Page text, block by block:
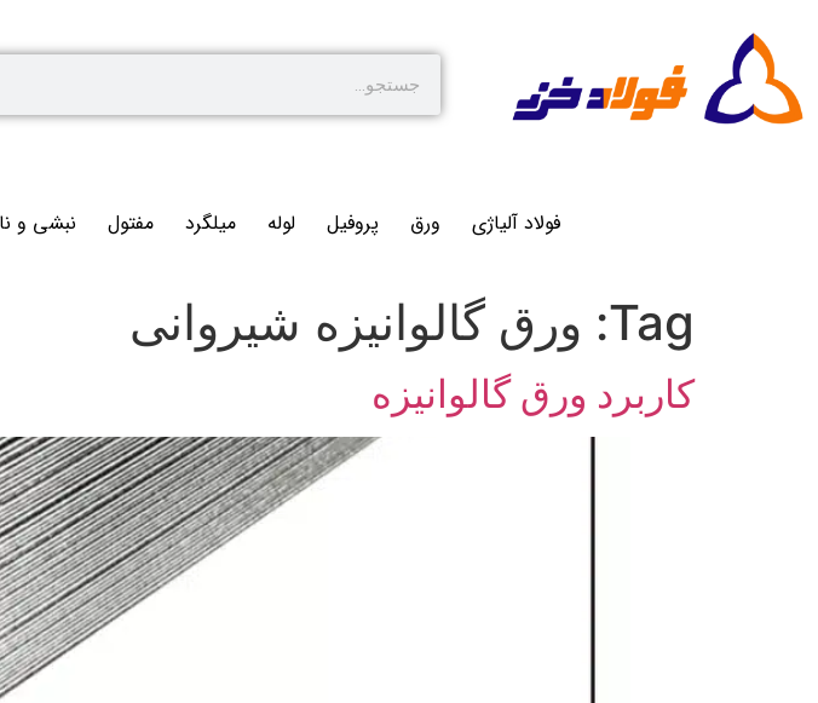
فولاد آلیاژی ورق پروفیل لوله میلگرد مفتول نبشی و
Tag: ورق گالوانیزه شیروانی
کاربرد ورق گالوانیزه